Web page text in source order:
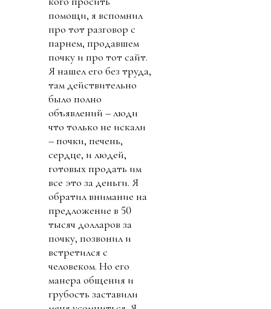
помощи, я вспомнил
про тот разговор с
парнем, продавшем
почку и про тот сайт.
Я нашел его без труда,
там действительно
было полно
объявлений – люди
что только не искали
– почки, печень,
сердце, и людей,
готовых продать им
все это за деньги. Я
обратил внимание на
предложение в 50
тысяч долларов за
почку, позвонил и
встретился с
человеком. Но его
манера общения и
грубость заставили